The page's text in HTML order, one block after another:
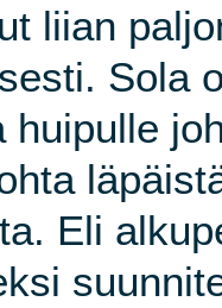
liian
Sola
huipulle
Eli